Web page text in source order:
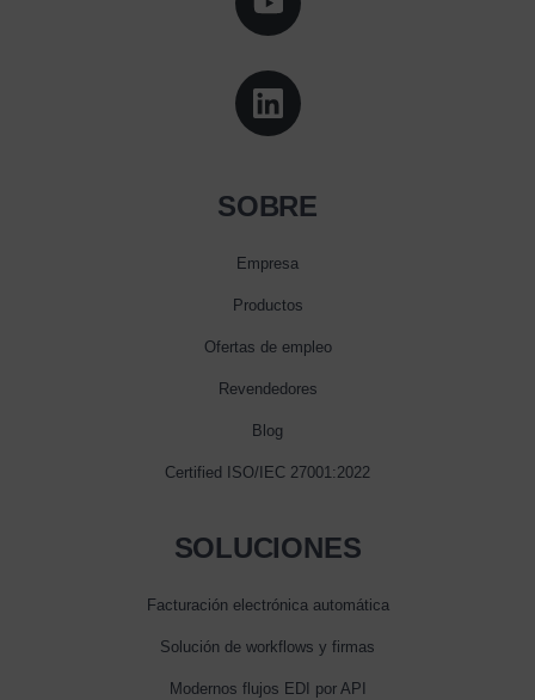
SOBRE
Empresa
Productos
Ofertas de empleo
Revendedores
Blog
Certified ISO/IEC 27001:2022
SOLUCIONES
Facturación electrónica automática
Solución de workflows y firmas
Modernos flujos EDI por API